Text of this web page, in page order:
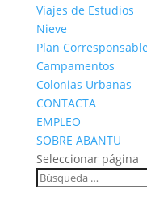
Viajes de Estudios
Nieve
Plan
Campamentos
Colonias Urbanas
CONTACTA
EMPLEO
SOBRE ABANTU
Seleccionar página